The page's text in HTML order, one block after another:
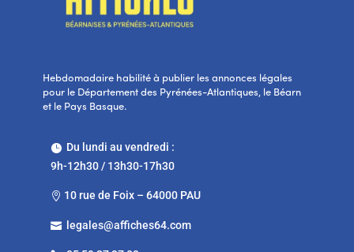
Hebdomadaire habilité à publier les annonces légales
pour le Département des Pyrénées-Atlantiques, le Béarn
et le Pays Basque.
Du lundi au vendredi :
9h-12h30 / 13h30-17h30
 10 rue de Foix – 64000 PAU
 legales@affiches64.com